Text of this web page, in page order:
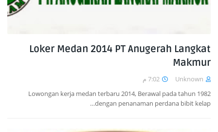
Loker Medan 2014 PT Anugerah Langkat
Makmur
Unknown
7:02 م
Lowongan kerja medan terbaru 2014, Berawal pada tahun 1982
dengan penanaman perdana bibit kelap…